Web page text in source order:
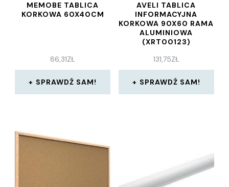
MEMOBE TABLICA
KORKOWA 60X40CM
86,31ZŁ
SPRAWDŹ SAM!
AVELI TABLICA
INFORMACYJNA
KORKOWA 90X60 RAMA
ALUMINIOWA
(XRT00123)
131,75ZŁ
SPRAWDŹ SAM!